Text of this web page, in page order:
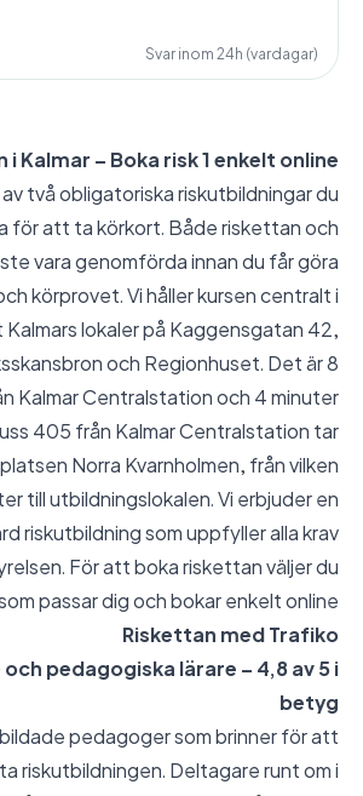
Svar inom 24h (vardagar)
i Kalmar – Boka risk 1 enkelt online
två obligatoriska riskutbildningar du
för att ta körkort. Både riskettan och
vara genomförda innan du får göra
körprovet. Vi håller kursen centralt i
lokaler på Kaggensgatan 42,
och Regionhuset. Det är 8
Kalmar Centralstation och 4 minuter
405 från Kalmar Centralstation tar
Norra Kvarnholmen, från vilken
till utbildningslokalen. Vi erbjuder en
riskutbildning som uppfyller alla krav
För att boka riskettan väljer du
passar dig och bokar enkelt online.
Riskettan med Trafiko
pedagogiska lärare – 4,8 av 5 i
betyg
pedagoger som brinner för att
riskutbildningen. Deltagare runt om i